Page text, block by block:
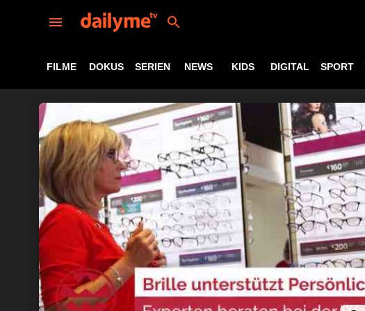
FILME DOKUS SERIEN NEWS KIDS DIGITAL SPORT